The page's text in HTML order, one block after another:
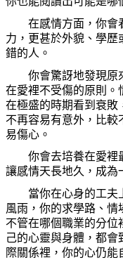
在感情方面，你會看
力，更甚於外貌、學歷
錯的人。
你會驚訝地發現原
在愛裡不受傷的原則。
在極盛的時期看到衰敗
不再容易有意外，比
易傷心。
你會去培養在愛裡最
讓感情天長地久，成為
當你在心身的工夫上
風雨，你的求學路、情
不管在哪個職業的分位
己的心靈與身體，都會
際關係裡，你的心仍